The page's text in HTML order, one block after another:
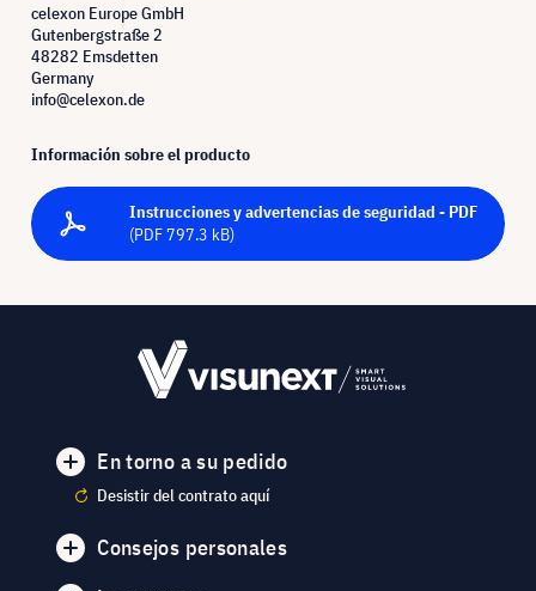
celexon Europe GmbH
Gutenbergstraße 2
48282 Emsdetten
Germany
info@celexon.de
Información sobre el producto
Instrucciones y advertencias de seguridad - PDF
(PDF 797.3 kB)
En torno a su pedido
Desistir del contrato aquí
Consejos personales